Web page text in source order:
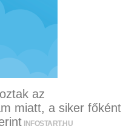
az
miatt, a siker főként
INFOSTART.HU